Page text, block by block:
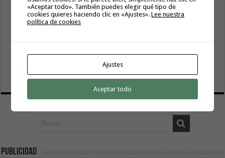
El servicio informativo itinerante de ‘La Gomera
Acompaña’ llega este lunes a Hermigua
8 agosto, 2026
Publicidad
«Aceptar todo». También puedes elegir qué tipo de
cookies quieres haciendo clic en «Ajustes».Lee nuestra
política de cookies
Ajustes
Aceptar todo